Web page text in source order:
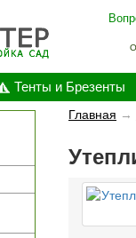
Тенты и Брезенты
Главная →